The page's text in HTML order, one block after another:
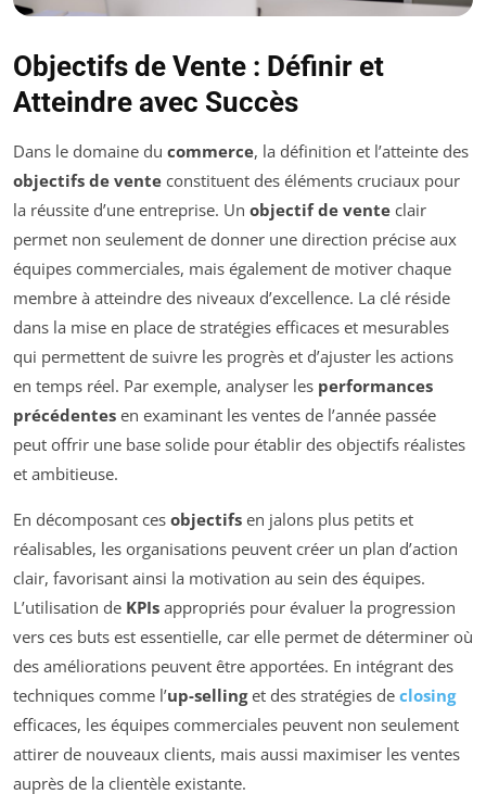
Objectifs de Vente : Définir et
Atteindre avec Succès
Dans le domaine du commerce, la définition et l’atteinte des
objectifs de vente constituent des éléments cruciaux pour
la réussite d’une entreprise. Un objectif de vente clair
permet non seulement de donner une direction précise aux
équipes commerciales, mais également de motiver chaque
membre à atteindre des niveaux d’excellence. La clé réside
dans la mise en place de stratégies efficaces et mesurables
qui permettent de suivre les progrès et d’ajuster les actions
en temps réel. Par exemple, analyser les performances
précédentes en examinant les ventes de l’année passée
peut offrir une base solide pour établir des objectifs réalistes
et ambitieuse.
En décomposant ces objectifs en jalons plus petits et
réalisables, les organisations peuvent créer un plan d’action
clair, favorisant ainsi la motivation au sein des équipes.
L’utilisation de KPIs appropriés pour évaluer la progression
vers ces buts est essentielle, car elle permet de déterminer où
des améliorations peuvent être apportées. En intégrant des
techniques comme l’up-sellinget des stratégies de closing
efficaces, les équipes commerciales peuvent non seulement
attirer de nouveaux clients, mais aussi maximiser les ventes
auprès de la clientèle existante.